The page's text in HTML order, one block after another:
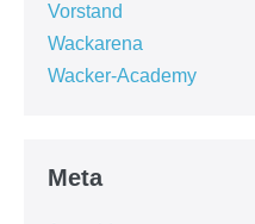
Vorstand
Wackarena
Wacker-Academy
Meta